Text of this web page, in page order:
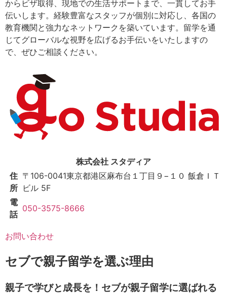
からビザ取得、現地での生活サポートまで、一貫してお手
伝いします。経験豊富なスタッフが個別に対応し、各国の
教育機関と強力なネットワークを築いています。留学を通
じてグローバルな視野を広げるお手伝いをいたしますの
で、ぜひご相談ください。
株式会社 スタディア
住
所
〒106-0041東京都港区麻布台１丁目９−１０ 飯倉ＩＴ
ビル 5F
電
話
050-3575-8666
お問い合わせ
セブで親子留学を選ぶ理由
親子で学びと成長を！セブが親子留学に選ばれる